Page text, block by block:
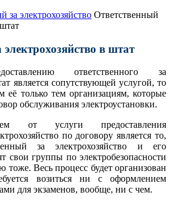
за электрохозяйство Ответственный
в штат
ответственного за
является сопутствующей услугой, то
её только тем организациям, которые
обслуживания электроустановки.
от услуги предоставления
по договору является то,
за электрохозяйство и его
свои группы по электробезопасности
тоже. Весь процесс будет организован
возиться ни с оформлением
для экзаменов, вообще, ни с чем.